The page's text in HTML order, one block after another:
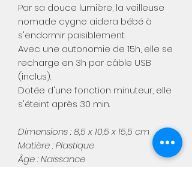
Par sa douce lumière, la veilleuse
nomade cygne aidera bébé à
s'endormir paisiblement.
Avec une autonomie de 15h, elle se
recharge en 3h par câble USB
(inclus).
Dotée d'une fonction minuteur, elle
s'éteint après 30 min.
Dimensions : 8,5 x 10,5 x 15,5 cm
Matière : Plastique
Âge : Naissance